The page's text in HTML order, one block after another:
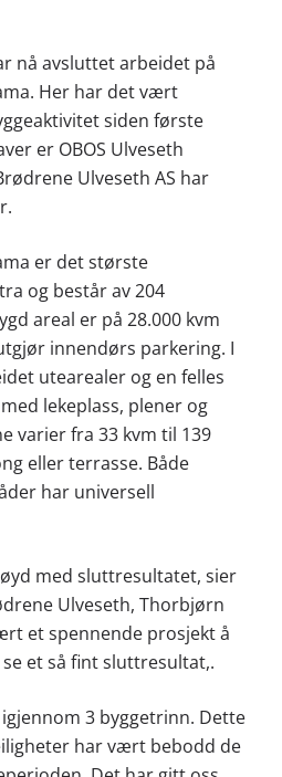
nå avsluttet arbeidet på
Her har det vært
siden første
er OBOS Ulveseth
Ulveseth AS har
er det største
og består av 204
areal er på 28.000 kvm
innendørs parkering. I
utearealer og en felles
lekeplass, plener og
varier fra 33 kvm til 139
eller terrasse. Både
har universell
med sluttresultatet, sier
Ulveseth, Thorbjørn
et spennende prosjekt å
et så fint sluttresultat,.
3 byggetrinn. Dette
har vært bebodd de